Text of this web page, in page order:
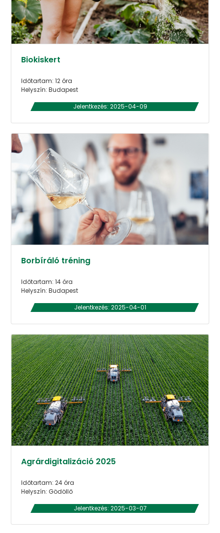
Biokiskert
Időtartam: 12 óra
Helyszín: Budapest
Jelentkezés: 2025-04-09
Borbíráló tréning
Időtartam: 14 óra
Helyszín: Budapest
Jelentkezés: 2025-04-01
Agrárdigitalizáció 2025
Időtartam: 24 óra
Helyszín: Gödöllő
Jelentkezés: 2025-03-07